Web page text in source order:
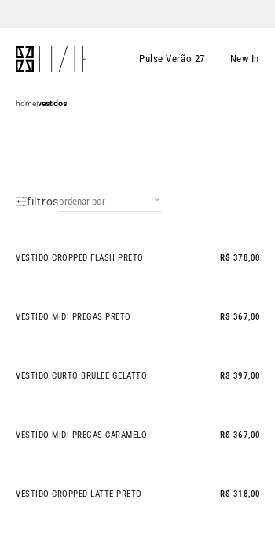
Pulse Verão 27 New In
home|vestidos
filtros
NEW IN
VESTIDO CROPPED FLASH PRETO R$ 378,00
VESTIDO MIDI PREGAS PRETO R$ 367,00
VESTIDO CURTO BRULEE GELATTO R$ 397,00
VESTIDO MIDI PREGAS CARAMELO R$ 367,00
VESTIDO CROPPED LATTE PRETO R$ 318,00